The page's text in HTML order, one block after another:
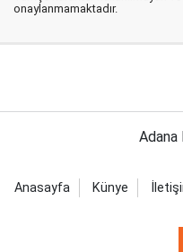
onaylanmamaktadır.
Anasayfa Künye